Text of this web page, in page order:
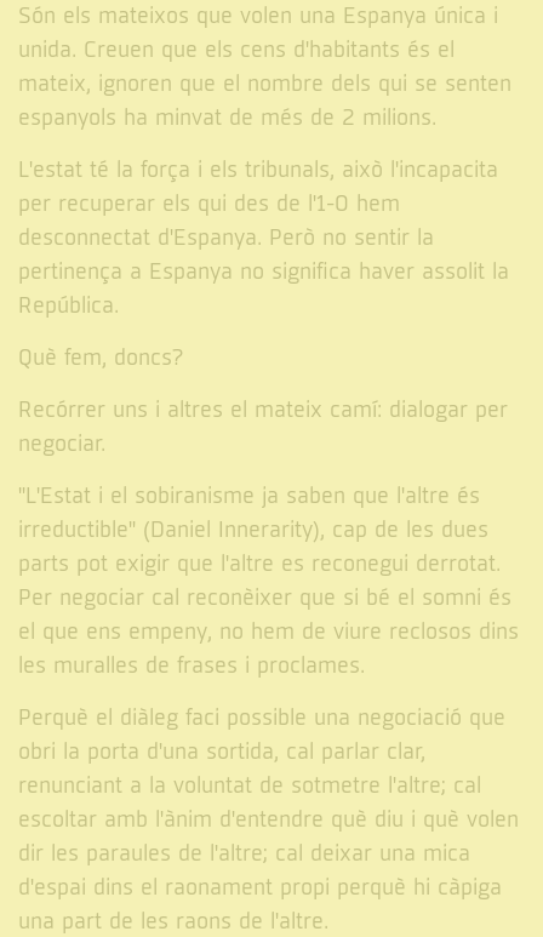
Són els mateixos que volen una Espanya única i
unida. Creuen que els cens d'habitants és el
mateix, ignoren que el nombre dels qui se senten
espanyols ha minvat de més de 2 milions.
L'estat té la força i els tribunals, això l'incapacita
per recuperar els qui des de l'1-O hem
desconnectat d'Espanya. Però no sentir la
pertinença a Espanya no significa haver assolit la
República.
Què fem, doncs?
Recórrer uns i altres el mateix camí: dialogar per
negociar.
"L'Estat i el sobiranisme ja saben que l'altre és
irreductible" (Daniel Innerarity), cap de les dues
parts pot exigir que l'altre es reconegui derrotat.
Per negociar cal reconèixer que si bé el somni és
el que ens empeny, no hem de viure reclosos dins
les muralles de frases i proclames.
Perquè el diàleg faci possible una negociació que
obri la porta d'una sortida, cal parlar clar,
renunciant a la voluntat de sotmetre l'altre; cal
escoltar amb l'ànim d'entendre què diu i què volen
dir les paraules de l'altre; cal deixar una mica
d'espai dins el raonament propi perquè hi càpiga
una part de les raons de l'altre.